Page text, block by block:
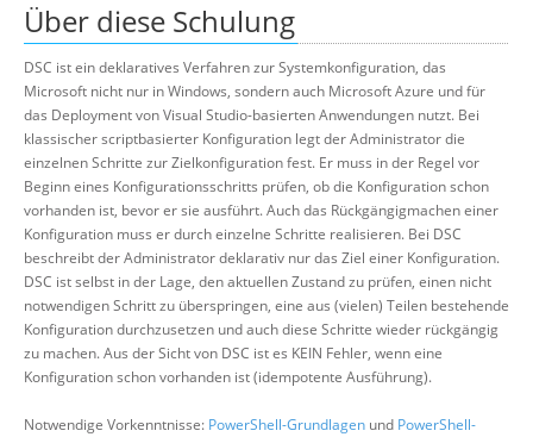
Über diese Schulung
DSC ist ein deklaratives Verfahren zur Systemkonfiguration, das
Microsoft nicht nur in Windows, sondern auch Microsoft Azure und für
das Deployment von Visual Studio-basierten Anwendungen nutzt. Bei
klassischer scriptbasierter Konfiguration legt der Administrator die
einzelnen Schritte zur Zielkonfiguration fest. Er muss in der Regel vor
Beginn eines Konfigurationsschritts prüfen, ob die Konfiguration schon
vorhanden ist, bevor er sie ausführt. Auch das Rückgängigmachen einer
Konfiguration muss er durch einzelne Schritte realisieren. Bei DSC
beschreibt der Administrator deklarativ nur das Ziel einer Konfiguration.
DSC ist selbst in der Lage, den aktuellen Zustand zu prüfen, einen nicht
notwendigen Schritt zu überspringen, eine aus (vielen) Teilen bestehende
Konfiguration durchzusetzen und auch diese Schritte wieder rückgängig
zu machen. Aus der Sicht von DSC ist es KEIN Fehler, wenn eine
Konfiguration schon vorhanden ist (idempotente Ausführung).
Notwendige Vorkenntnisse: PowerShell-Grundlagen und PowerShell-